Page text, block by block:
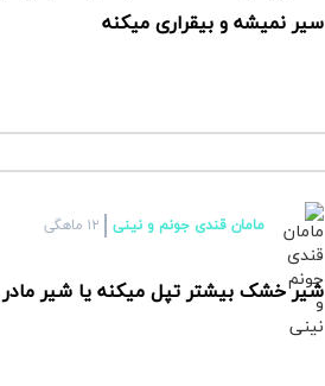
سیر نمیشه و بیقراری میکنه
مامان قندی جونم و نینی ۱۲ ماهگی
شیر خشک بیشتر تپل میکنه یا شیر مادر